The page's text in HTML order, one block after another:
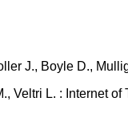
J., Boyle D.,
Veltri L. : Internet